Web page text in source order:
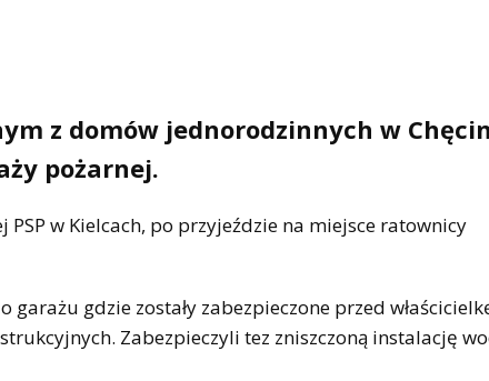
z domów jednorodzinnych w
pożarnej.
PSP w Kielcach, po przyjeździe na miejsce ratownicy
gdzie zostały zabezpieczone przed
Zabezpieczyli tez zniszczoną instalację